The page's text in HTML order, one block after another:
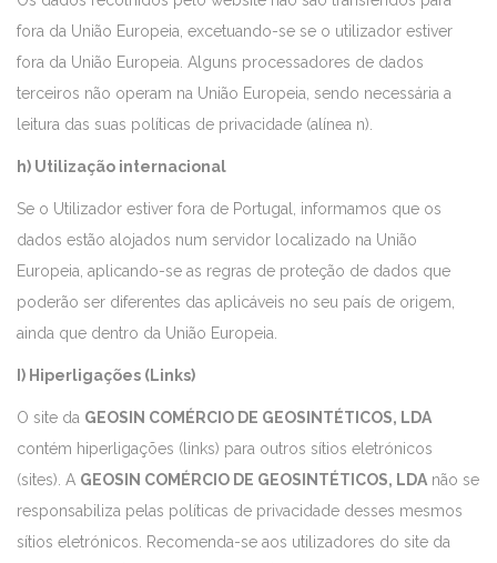
fora da União Europeia, excetuando-se se o utilizador estiver
fora da União Europeia. Alguns processadores de dados
terceiros não operam na União Europeia, sendo necessária a
leitura das suas políticas de privacidade (alínea n).
h) Utilização internacional
Se o Utilizador estiver fora de Portugal, informamos que os
dados estão alojados num servidor localizado na União
Europeia, aplicando-se as regras de proteção de dados que
poderão ser diferentes das aplicáveis no seu país de origem,
ainda que dentro da União Europeia.
I) Hiperligações (Links)
O site da GEOSIN COMÉRCIO DE GEOSINTÉTICOS, LDA
contém hiperligações (links) para outros sítios eletrónicos
(sites). A GEOSIN COMÉRCIO DE GEOSINTÉTICOS, LDA não se
responsabiliza pelas políticas de privacidade desses mesmos
sítios eletrónicos. Recomenda-se aos utilizadores do site da